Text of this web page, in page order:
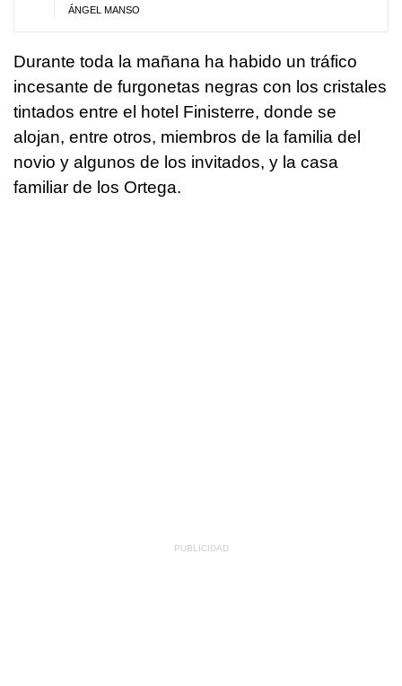
ÁNGEL MANSO
Durante toda la mañana ha habido un tráfico
incesante de furgonetas negras con los cristales
tintados entre el hotel Finisterre, donde se
alojan, entre otros, miembros de la familia del
novio y algunos de los invitados, y la casa
familiar de los Ortega.